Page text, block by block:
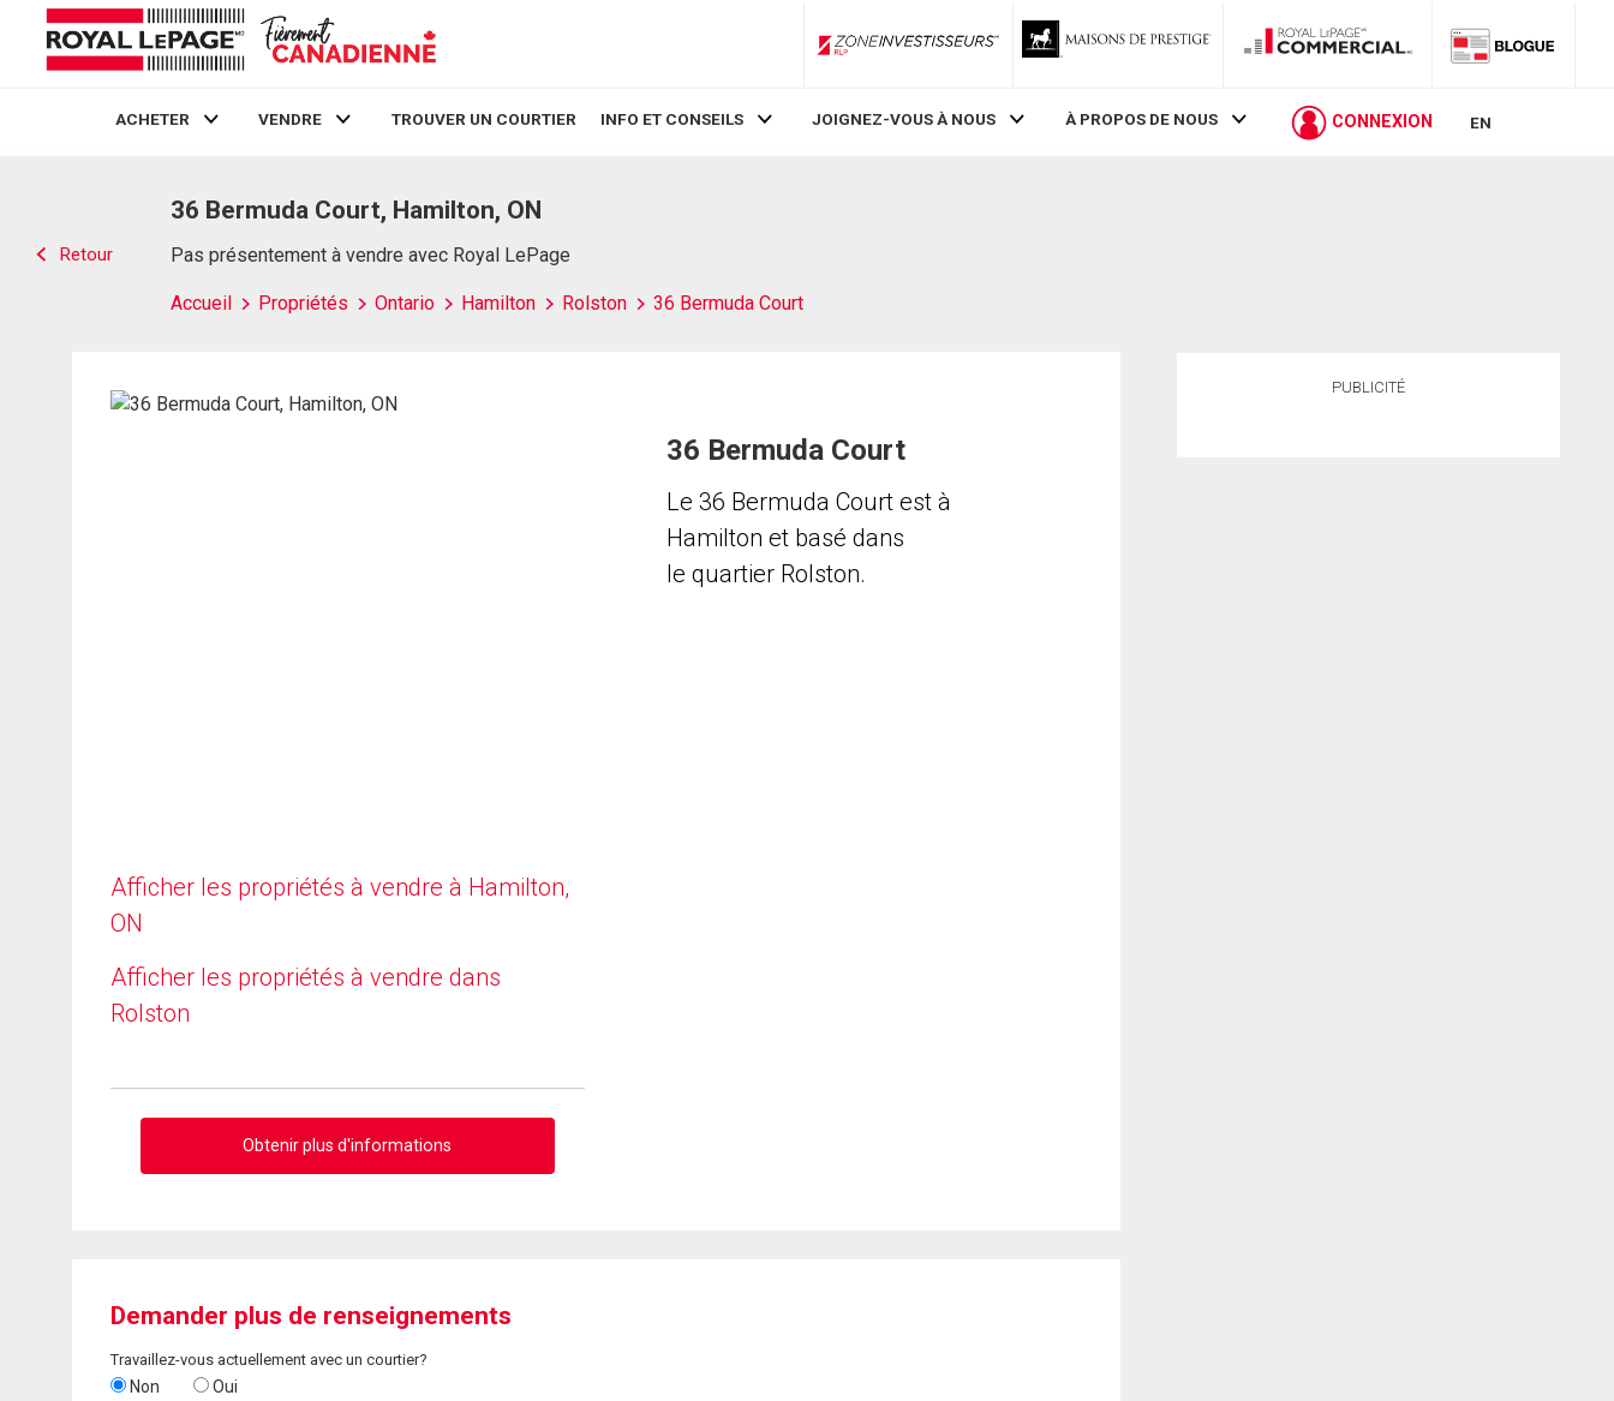
ZoneInvestisseurs RLP
ACHETER VENDRE TROUVER UN COURTIER INFO ET CONSEILS JOIGNEZ-VOUS À NOUS À PROPOS DE NOUS CONNEXION EN
Retour
36 Bermuda Court, Hamilton, ON
Pas présentement à vendre avec Royal LePage
Accueil Propriétés Ontario Hamilton Rolston 36 Bermuda Court
Afficher les propriétés à vendre à Hamilton,
ON
Afficher les propriétés à vendre dans
Rolston
Obtenir plus d'informations
36 Bermuda Court
Le 36 Bermuda Court est à
Hamilton et basé dans
le quartier Rolston.
Demander plus de renseignements
Travaillez-vous actuellement avec un courtier?
Non Oui
PUBLICITÉ